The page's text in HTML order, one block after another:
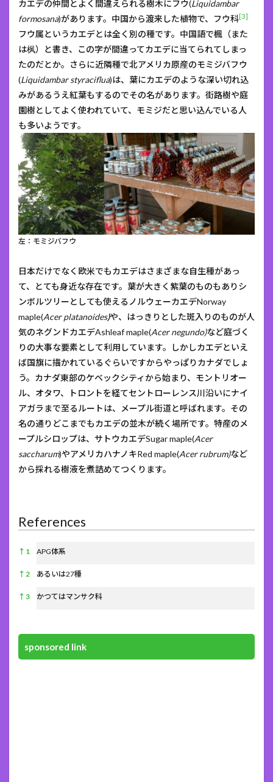
カエデの仲間とよく間違えられる樹木にフウ(Liquidambar
formosana)があります。中国から渡来した植物で、フウ科[3]
フウ属というカエデとは全く別の種です。中国語で楓（また
は枫）と書き、この字が間違ってカエデに当てられてしまっ
たのだとか。さらに近隣種で北アメリカ原産のモミジバフウ
(Liquidambar styraciflua)は、葉にカエデのような深い切れ込
みがあるうえ紅葉もするのでその名があります。街路樹や庭
園樹としてよく使われていて、モミジだと思い込んでいる人
も多いようです。
左：モミジバフウ
日本だけでなく欧米でもカエデはさまざまな自生種があっ
て、とても身近な存在です。葉が大きく紫葉のものもありシ
ンボルツリーとしても使えるノルウェーカエデNorway
maple(Acer platanoides)や、はっきりとした斑入りのものが人
気のネグンドカエデAshleaf maple(Acer negundo)など庭づく
りの大事な要素として利用しています。しかしカエデといえ
ば国旗に描かれているぐらいですからやっぱりカナダでしょ
う。カナダ東部のケベックシティから始まり、モントリオー
ル、オタワ、トロントを経てセントローレンス川沿いにナイ
アガラまで至るルートは、メープル街道と呼ばれます。その
名の通りどこまでもカエデの並木が続く場所です。特産のメ
ープルシロップは、サトウカエデSugar maple(Acer
saccharum)やアメリカハナノキRed maple(Acer rubrum)など
から採れる樹液を煮詰めてつくります。
References
References
↑ 1 APG体系
↑ 2 あるいは27種
↑ 3 かつてはマンサク科
sponsored link